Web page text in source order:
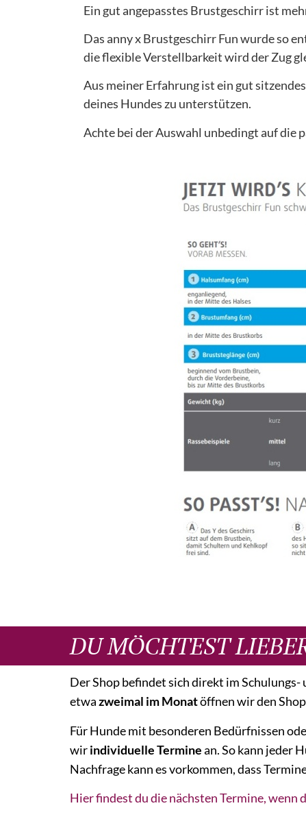
Ein gut angepasstes Brustgeschirr ist
Das anny x Brustgeschirr Fun wurde so
die flexible Verstellbarkeit wird der Zug
Aus meiner Erfahrung ist ein gut
deines Hundes zu unterstützen.
Achte bei der Auswahl unbedingt auf die
DU MÖCHTEST
Der Shop befindet sich direkt im
etwazweimal im Monatöffnen wir den
Für Hunde mit besonderen Bedürfnissen
wirindividuelle Terminean. So kann jeder
Nachfrage kann es vorkommen, dass
Hier findest du die nächsten Termine, wenn